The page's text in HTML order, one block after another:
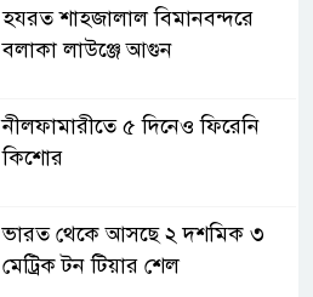
হযরত শাহজালাল বিমানবন্দরে
বলাকা লাউঞ্জে আগুন
নীলফামারীতে ৫ দিনেও ফিরেনি
কিশোর
ভারত থেকে আসছে ২ দশমিক ৩
মেট্রিক টন টিয়ার শেল